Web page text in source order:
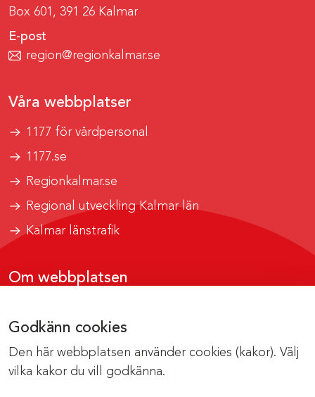
Godkänn cookies
Den här webbplatsen använder cookies (kakor). Välj
vilka kakor du vill godkänna.
Box 601, 391 26 Kalmar
E-post
region@regionkalmar.se
Våra webbplatser
1177 för vårdpersonal
1177.se
Regionkalmar.se
Regional utveckling Kalmar län
Kalmar länstrafik
Om webbplatsen
Om cookies
Kontakta webbredaktionen